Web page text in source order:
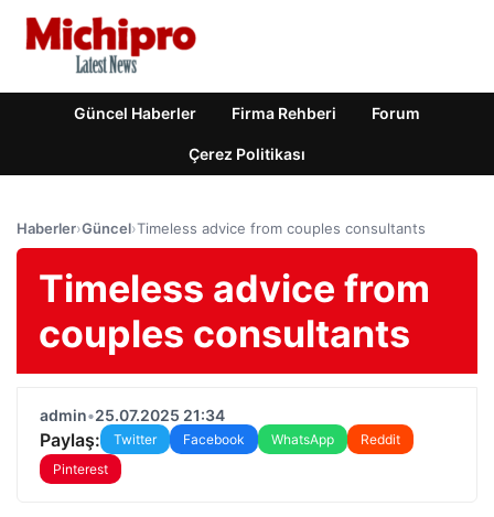
Güncel Haberler Firma Rehberi Forum
Çerez Politikası
Haberler›Güncel›Timeless advice from couples consultants
Timeless advice from
couples consultants
admin•25.07.2025 21:34
Paylaş: Twitter Facebook WhatsApp
Reddit
Pinterest